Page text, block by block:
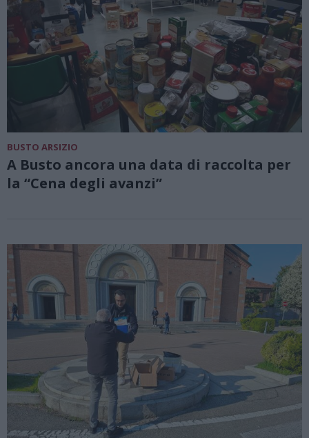
BUSTO ARSIZIO
A Busto ancora una data di raccolta per
la “Cena degli avanzi”